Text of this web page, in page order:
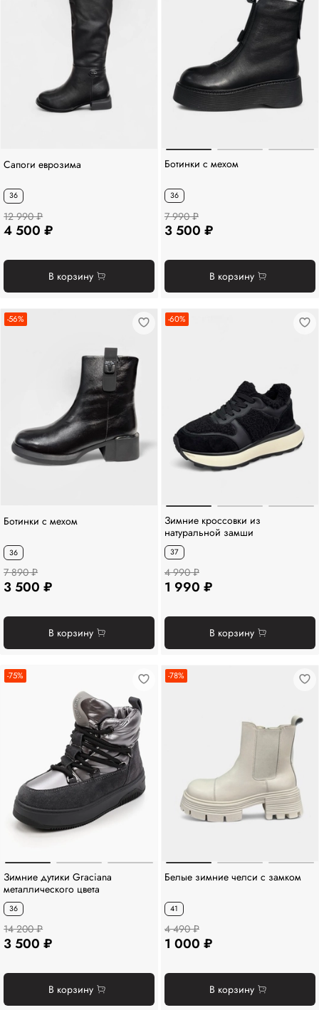
Сапоги eврозима
36
12 990 ₽
4 500 ₽
В корзину
Ботинки с мехом
36
7 990 ₽
3 500 ₽
В корзину
-56%
Ботинки с мехом
36
7 890 ₽
3 500 ₽
В корзину
-60%
Зимние кроссовки из
натуральной замши
37
4 990 ₽
1 990 ₽
В корзину
-75%
Зимние дутики Graciana
металлического цвета
36
14 200 ₽
3 500 ₽
В корзину
-78%
Белые зимние челси с замком
41
4 490 ₽
1 000 ₽
В корзину